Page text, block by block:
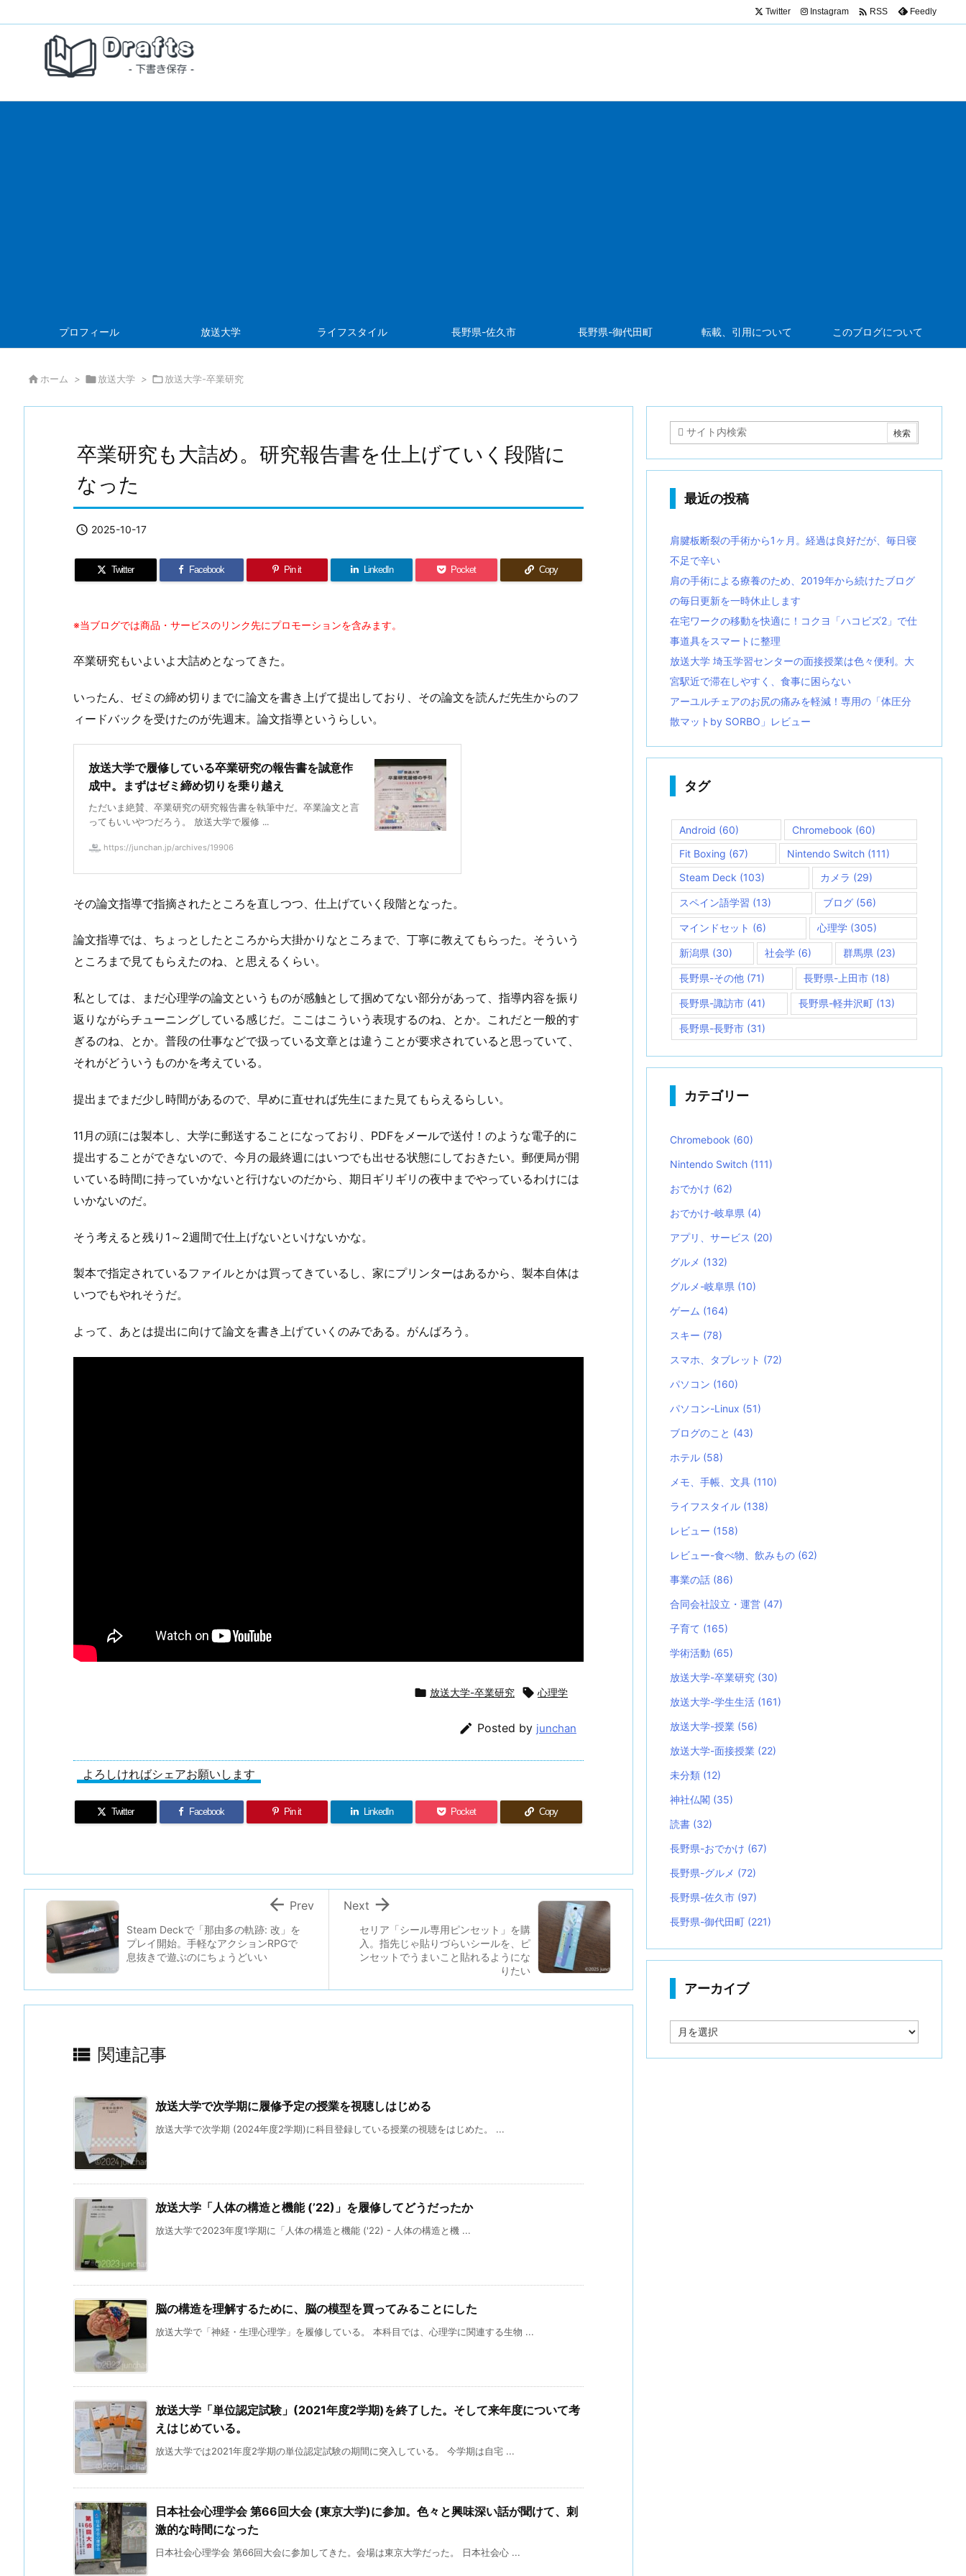
プロフィール 放送大学 ライフスタイル 長野県-佐久市 長野県-御代田町 転載、引用について このブログについて
Twitter Instagram  RSS Feedly
 ホーム > 放送大学 > 放送大学-卒業研究
卒業研究も大詰め。研究報告書を仕上げていく段階に
なった
 2025-10-17
Twitter Facebook Pin it LinkedIn Pocket Copy
※当ブログでは商品・サービスのリンク先にプロモーションを含みます。
卒業研究もいよいよ大詰めとなってきた。
いったん、ゼミの締め切りまでに論文を書き上げて提出しており、その論文を読んだ先生からのフ
ィードバックを受けたのが先週末。論文指導というらしい。
放送大学で履修している卒業研究の報告書を誠意作
成中。まずはゼミ締め切りを乗り越え
ただいま絶賛、卒業研究の研究報告書を執筆中だ。卒業論文と言
ってもいいやつだろう。 放送大学で履修 ...
https://junchan.jp/archives/19906
その論文指導で指摘されたところを直しつつ、仕上げていく段階となった。
論文指導では、ちょっとしたところから大掛かりなところまで、丁寧に教えてもらった。そういう
ところまで見てもらえたのね、と思えるくらい。
私としては、まだ心理学の論文というものが感触として掴めてない部分があって、指導内容を振り
返りながらチューニングしている感じだ。ここはこういう表現するのね、とか。これだと一般的す
ぎるのね、とか。普段の仕事などで扱っている文章とは違うことが要求されていると思っていて、
それがどういうものかを考えている。
提出までまだ少し時間があるので、早めに直せれば先生にまた見てもらえるらしい。
11月の頭には製本し、大学に郵送することになっており、PDFをメールで送付！のような電子的に
提出することができないので、今月の最終週にはいつでも出せる状態にしておきたい。郵便局が開
いている時間に持っていかないと行けないのだから、期日ギリギリの夜中までやっているわけには
いかないのだ。
そう考えると残り1～2週間で仕上げないといけないかな。
製本で指定されているファイルとかは買ってきているし、家にプリンターはあるから、製本自体は
いつでもやれそうだ。
よって、あとは提出に向けて論文を書き上げていくのみである。がんばろう。
 放送大学-卒業研究  心理学
 Posted by junchan
よろしければシェアお願いします
Twitter Facebook Pin it LinkedIn Pocket Copy
セリア「シール専用ピンセット」を購
入。指先じゃ貼りづらいシールを、ピ
ンセットでうまいこと貼れるようにな
りたい

Next
Steam Deckで「那由多の軌跡: 改」を
プレイ開始。手軽なアクションRPGで
息抜きで遊ぶのにちょうどいい
 Prev
 関連記事
放送大学で次学期に履修予定の授業を視聴しはじめる
放送大学で次学期 (2024年度2学期)に科目登録している授業の視聴をはじめた。 ...
放送大学「人体の構造と機能 (’22)」を履修してどうだったか
放送大学で2023年度1学期に「人体の構造と機能 ('22) - 人体の構造と機 ...
脳の構造を理解するために、脳の模型を買ってみることにした
放送大学で「神経・生理心理学」を履修している。 本科目では、心理学に関連する生物 ...
放送大学「単位認定試験」(2021年度2学期)を終了した。そして来年度について考
えはじめている。
放送大学では2021年度2学期の単位認定試験の期間に突入している。 今学期は自宅 ...
日本社会心理学会 第66回大会 (東京大学)に参加。色々と興味深い話が聞けて、刺
激的な時間になった
日本社会心理学会 第66回大会に参加してきた。会場は東京大学だった。 日本社会心 ...
最近の投稿
肩腱板断裂の手術から1ヶ月。経過は良好だが、毎日寝
不足で辛い
肩の手術による療養のため、2019年から続けたブログ
の毎日更新を一時休止します
在宅ワークの移動を快適に！コクヨ「ハコビズ2」で仕
事道具をスマートに整理
放送大学 埼玉学習センターの面接授業は色々便利。大
宮駅近で滞在しやすく、食事に困らない
アーユルチェアのお尻の痛みを軽減！専用の「体圧分
散マットby SORBO」レビュー
タグ
Android (60) Chromebook (60)
Fit Boxing (67) Nintendo Switch(111)
Steam Deck (103) カメラ (29)
スペイン語学習 (13) ブログ (56)
マインドセット (6) 心理学 (305)
新潟県 (30) 社会学(6) 群馬県 (23)
長野県-その他 (71) 長野県-上田市(18)
長野県-諏訪市 (41) 長野県-軽井沢町 (13)
長野県-長野市 (31)
カテゴリー
Chromebook (60)
Nintendo Switch (111)
おでかけ (62)
おでかけ-岐阜県 (4)
アプリ、サービス (20)
グルメ (132)
グルメ-岐阜県 (10)
ゲーム (164)
スキー (78)
スマホ、タブレット (72)
パソコン (160)
パソコン-Linux (51)
ブログのこと (43)
ホテル (58)
メモ、手帳、文具 (110)
ライフスタイル (138)
レビュー (158)
レビュー-食べ物、飲みもの (62)
事業の話 (86)
合同会社設立・運営 (47)
子育て (165)
学術活動 (65)
放送大学-卒業研究 (30)
放送大学-学生生活 (161)
放送大学-授業 (56)
放送大学-面接授業 (22)
未分類 (12)
神社仏閣 (35)
読書 (32)
長野県-おでかけ (67)
長野県-グルメ (72)
長野県-佐久市 (97)
長野県-御代田町 (221)
アーカイブ
ー